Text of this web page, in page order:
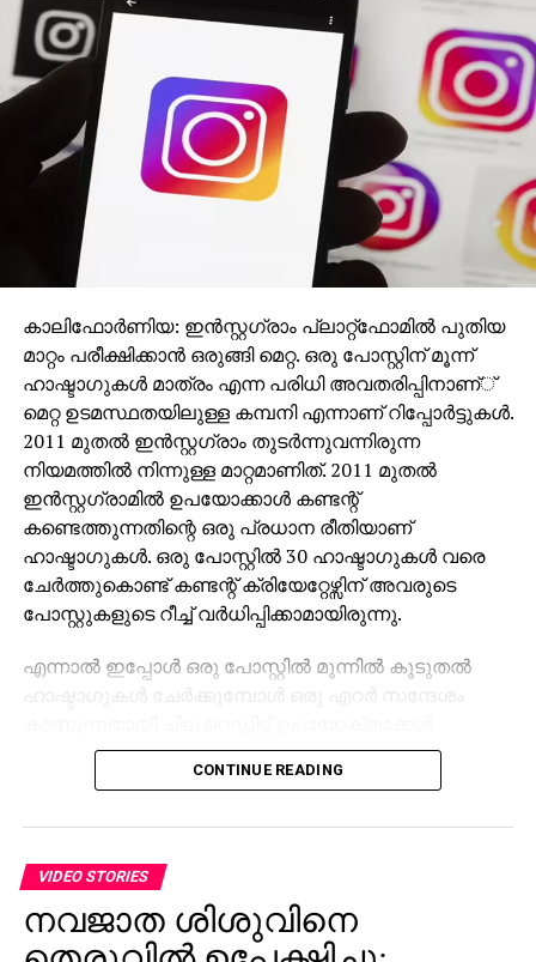
കാലിഫോര്‍ണിയ: ഇന്‍സ്റ്റഗ്രാം പ്ലാറ്റ്ഫോമില്‍ പുതിയ
മാറ്റം പരീക്ഷിക്കാന്‍ ഒരുങ്ങി മെറ്റ. ഒരു പോസ്റ്റിന് മൂന്ന്
ഹാഷ്ടാഗുകള്‍ മാത്രം എന്ന പരിധി അവതരിപ്പിനാണ്്
മെറ്റ ഉടമസ്ഥതയിലുള്ള കമ്പനി എന്നാണ് റിപ്പോര്‍ട്ടുകള്‍.
2011 മുതല്‍ ഇന്‍സ്റ്റഗ്രാം തുടര്‍ന്നുവന്നിരുന്ന
നിയമത്തില്‍ നിന്നുള്ള മാറ്റമാണിത്. 2011 മുതല്‍
ഇന്‍സ്റ്റഗ്രാമില്‍ ഉപയോക്കാള്‍ കണ്ടന്റ്
കണ്ടെത്തുന്നതിന്റെ ഒരു പ്രധാന രീതിയാണ്
ഹാഷ്ടാഗുകള്‍. ഒരു പോസ്റ്റില്‍ 30 ഹാഷ്ടാഗുകള്‍ വരെ
ചേര്‍ത്തുകൊണ്ട് കണ്ടന്റ് ക്രിയേറ്റേഴ്സിന് അവരുടെ
പോസ്റ്റുകളുടെ റീച്ച് വര്‍ധിപ്പിക്കാമായിരുന്നു.
എന്നാല്‍ ഇപ്പോള്‍ ഒരു പോസ്റ്റില്‍ മൂന്നില്‍ കൂടുതല്‍
ഹാഷ്ടാഗുകള്‍ ചേര്‍ക്കുമ്പോള്‍ ഒരു എറര്‍ സന്ദേശം
റിപ്പോര്‍ട്ട് ചെയ്തിട്ടുണ്ട്. എങ്കിലും ഈ ഫീച്ചര്‍ നിലവില്‍
എല്ലാ ഉപയോക്താക്കള്‍ക്കും ലഭ്യമല്ല. ഇത്
പരീക്ഷിക്കുന്നുണ്ടെന്നും പിന്നീട് പ്ലാറ്റ്ഫോമില്‍ ഉടനീളം
ഇത് നടപ്പിലാക്കും എന്നുമാണ്.
ഈ പരീക്ഷണത്തെക്കുറിച്ച് ഇന്‍സ്റ്റഗ്രാം ഇതുവരെ
CONTINUE READING
VIDEO STORIES
നവജാത ശിശുവിനെ